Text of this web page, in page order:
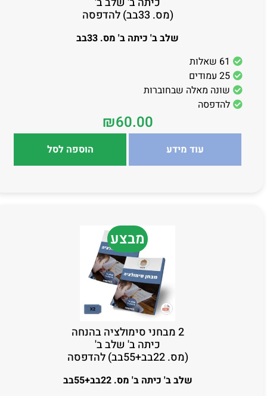
(מס. 33בב) להדפסה
61 שאלות
25 עמודים
שונה מאלה שבחוברות
להדפסה
₪60.00
שלב ב' כיתה ב' מס. 33בב
עוד מידע הוספה לסל
מבצע
כיתה ב' שלב ב'
(מס. 22בב+55בב) להדפסה
שלב ב' כיתה ב' מס. 22בב+55בב